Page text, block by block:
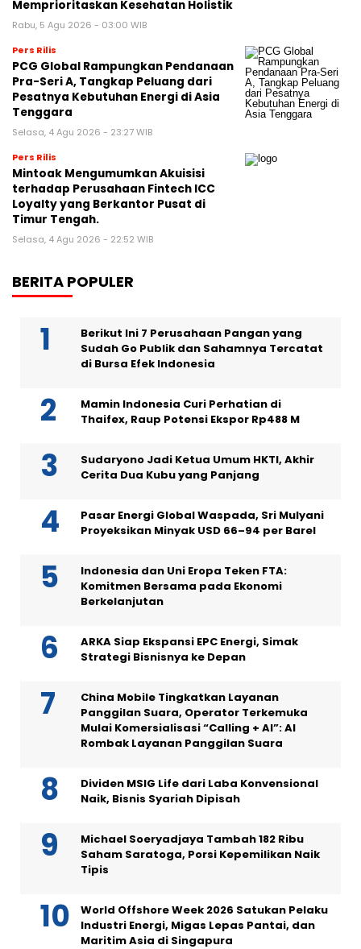
Memprioritaskan Kesehatan Holistik
Rabu, 5 Agu 2026 - 03:00 WIB
Pers Rilis
PCG Global Rampungkan Pendanaan
Pra-Seri A, Tangkap Peluang dari
Pesatnya Kebutuhan Energi di Asia
Tenggara
Selasa, 4 Agu 2026 - 23:27 WIB
Pers Rilis
Mintoak Mengumumkan Akuisisi
terhadap Perusahaan Fintech ICC
Loyalty yang Berkantor Pusat di
Timur Tengah.
Selasa, 4 Agu 2026 - 22:52 WIB
BERITA POPULER
Berikut Ini 7 Perusahaan Pangan yang
Sudah Go Publik dan Sahamnya Tercatat
di Bursa Efek Indonesia
Mamin Indonesia Curi Perhatian di
Thaifex, Raup Potensi Ekspor Rp488 M
Sudaryono Jadi Ketua Umum HKTI, Akhir
Cerita Dua Kubu yang Panjang
Pasar Energi Global Waspada, Sri Mulyani
Proyeksikan Minyak USD 66–94 per Barel
Indonesia dan Uni Eropa Teken FTA:
Komitmen Bersama pada Ekonomi
Berkelanjutan
ARKA Siap Ekspansi EPC Energi, Simak
Strategi Bisnisnya ke Depan
China Mobile Tingkatkan Layanan
Panggilan Suara, Operator Terkemuka
Mulai Komersialisasi “Calling + AI”: AI
Rombak Layanan Panggilan Suara
Dividen MSIG Life dari Laba Konvensional
Naik, Bisnis Syariah Dipisah
Michael Soeryadjaya Tambah 182 Ribu
Saham Saratoga, Porsi Kepemilikan Naik
Tipis
World Offshore Week 2026 Satukan Pelaku
Industri Energi, Migas Lepas Pantai, dan
Maritim Asia di Singapura